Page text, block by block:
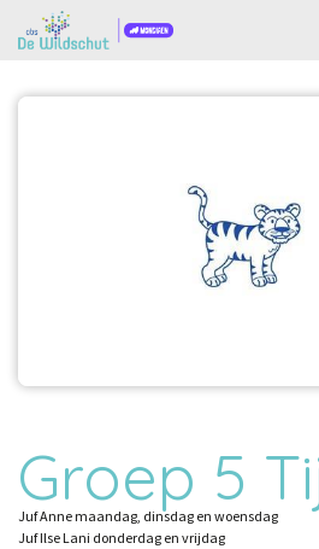
Groep 5
Juf Anne maandag, dinsdag en woensdag
Juf Ilse Lani donderdag en vrijdag